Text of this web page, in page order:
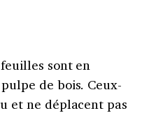
sont en
de bois. Ceux-
et ne déplacent pas